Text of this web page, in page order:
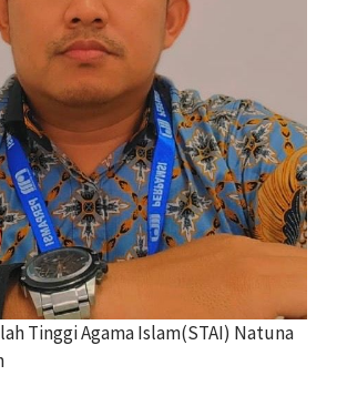
Tinggi Agama Islam(STAI) Natuna